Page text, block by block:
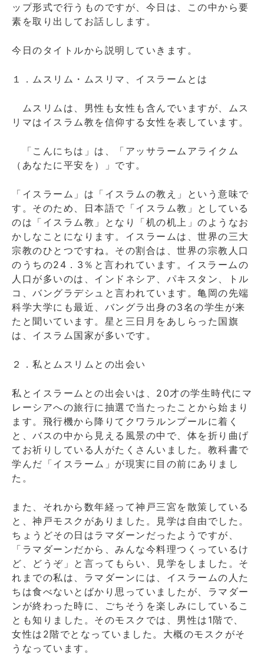
ップ形式で行うものですが、今日は、この中から要
素を取り出してお話しします。
今日のタイトルから説明していきます。
１．ムスリム・ムスリマ、イスラームとは
ムスリムは、男性も女性も含んでいますが、ムス
リマはイスラム教を信仰する女性を表しています。
「こんにちは」は、「アッサラームアライクム
（あなたに平安を）」です。
「イスラーム」は「イスラムの教え」という意味で
す。そのため、日本語で「イスラム教」としている
のは「イスラム教」となり「机の机上」のようなお
かしなことになります。イスラームは、世界の三大
宗教のひとつですね。その割合は、世界の宗教人口
のうちの24．3％と言われています。イスラームの
人口が多いのは、インドネシア、パキスタン、トル
コ、バングラデシュと言われています。亀岡の先端
科学大学にも最近、バングラ出身の3名の学生が来
たと聞いています。星と三日月をあしらった国旗
は、イスラム国家が多いです。
２．私とムスリムとの出会い
私とイスラームとの出会いは、20才の学生時代にマ
レーシアへの旅行に抽選で当たったことから始まり
ます。飛行機から降りてクワラルンプールに着く
と、バスの中から見える風景の中で、体を折り曲げ
てお祈りしている人がたくさんいました。教科書で
学んだ「イスラーム」が現実に目の前にありまし
た。
また、それから数年経って神戸三宮を散策している
と、神戸モスクがありました。見学は自由でした。
ちょうどその日はラマダーンだったようですが、
「ラマダーンだから、みんな今料理つくっているけ
ど、どうぞ」と言ってもらい、見学をしました。そ
れまでの私は、ラマダーンには、イスラームの人た
ちは食べないとばかり思っていましたが、ラマダー
ンが終わった時に、ごちそうを楽しみにしているこ
とも知りました。そのモスクでは、男性は1階で、
女性は2階でとなっていました。大概のモスクがそ
うなっています。